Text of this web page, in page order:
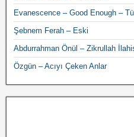
Evanescence – Good Enough –
Şebnem Ferah – Eski
Abdurrahman Önül – Zikrullah
Özgün – Acıyı Çeken Anlar